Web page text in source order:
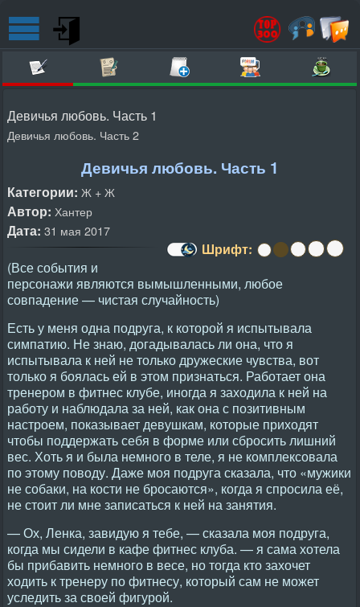
Девичья любовь. Часть 1
Девичья любовь. Часть 2
Девичья любовь. Часть 1
Категории: Ж + Ж
Автор: Хантер
Дата: 31 мая 2017
Шрифт:
(Все события и
персонажи являются вымышленными, любое
совпадение — чистая случайность)
Есть у меня одна подруга, к которой я испытывала
симпатию. Не знаю, догадывалась ли она, что я
испытывала к ней не только дружеские чувства, вот
только я боялась ей в этом признаться. Работает она
тренером в фитнес клубе, иногда я заходила к ней на
работу и наблюдала за ней, как она с позитивным
настроем, показывает девушкам, которые приходят
чтобы поддержать себя в форме или сбросить лишний
вес. Хоть я и была немного в теле, я не комплексовала
по этому поводу. Даже моя подруга сказала, что «мужики
не собаки, на кости не бросаются», когда я спросила её,
не стоит ли мне записаться к ней на занятия.
— Ох, Ленка, завидую я тебе, — сказала моя подруга,
когда мы сидели в кафе фитнес клуба. — я сама хотела
бы прибавить немного в весе, но тогда кто захочет
ходить к тренеру по фитнесу, который сам не может
уследить за своей фигурой.